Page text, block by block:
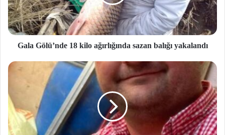
Gala Gölü’nde 18 kilo ağırlığında sazan balığı yakalandı